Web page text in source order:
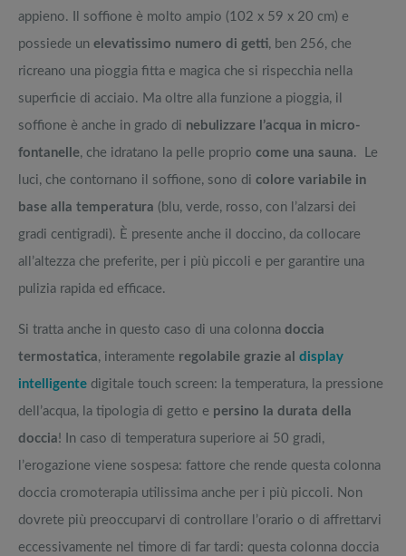
appieno. Il soffione è molto ampio (102 x 59 x 20 cm) e
possiede un elevatissimo numero di getti, ben 256, che
ricreano una pioggia fitta e magica che si rispecchia nella
superficie di acciaio. Ma oltre alla funzione a pioggia, il
soffione è anche in grado di nebulizzare l’acqua in micro-
fontanelle, che idratano la pelle proprio come una sauna. Le
luci, che contornano il soffione, sono di colore variabile in
base alla temperatura (blu, verde, rosso, con l’alzarsi dei
gradi centigradi). È presente anche il doccino, da collocare
all’altezza che preferite, per i più piccoli e per garantire una
pulizia rapida ed efficace.
Si tratta anche in questo caso di una colonna doccia
termostatica, interamente regolabile grazie al display
intelligente digitale touch screen: la temperatura, la pressione
dell’acqua, la tipologia di getto e persino la durata della
doccia! In caso di temperatura superiore ai 50 gradi,
l’erogazione viene sospesa: fattore che rende questa colonna
doccia cromoterapia utilissima anche per i più piccoli. Non
dovrete più preoccuparvi di controllare l’orario o di affrettarvi
eccessivamente nel timore di far tardi: questa colonna doccia